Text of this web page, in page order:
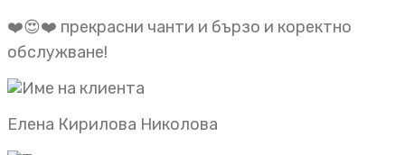
❤️😍❤️ прекрасни чанти и бързо и коректно
обслужване!
Елена Кирилова Николова